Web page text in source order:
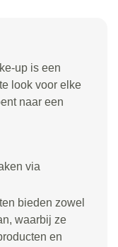
up is een
look voor elke
naar een
via
bieden zowel
waarbij ze
en